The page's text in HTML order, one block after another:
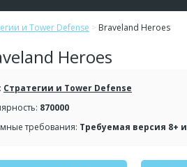
и Tower Defense > Braveland Heroes
Heroes
Стратегии и Tower Defense
870000
требования: Требуемая версия 8+